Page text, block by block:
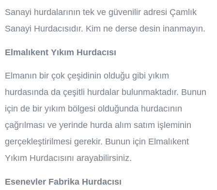
Sanayi hurdalarının tek ve güvenilir adresi Çamlık
Sanayi Hurdacısıdır. Kim ne derse desin inanmayın.
Elmalıkent Yıkım Hurdacısı
Elmanın bir çok çeşidinin olduğu gibi yıkım
hurdasında da çeşitli hurdalar bulunmaktadır. Bunun
için de bir yıkım bölgesi olduğunda hurdacının
çağrılması ve yerinde hurda alım satım işleminin
gerçekleştirilmesi gerekir. Bunun için Elmalıkent
Yıkım Hurdacısını arayabilirsiniz.
Esenevler Fabrika Hurdacısı